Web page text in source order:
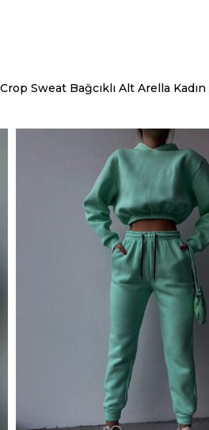
Sweat Bağcıklı Alt Arella